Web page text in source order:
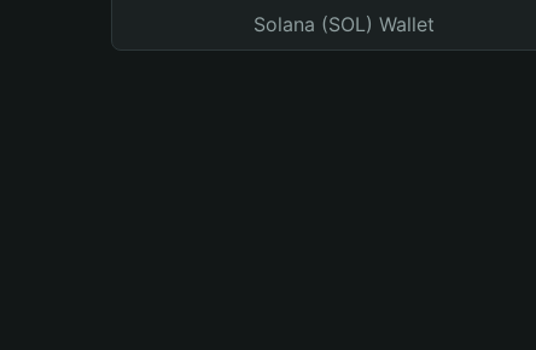
Solana (SOL) Wallet